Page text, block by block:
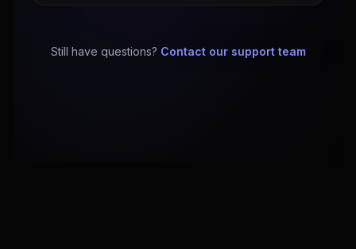
Still have questions? Contact our support team